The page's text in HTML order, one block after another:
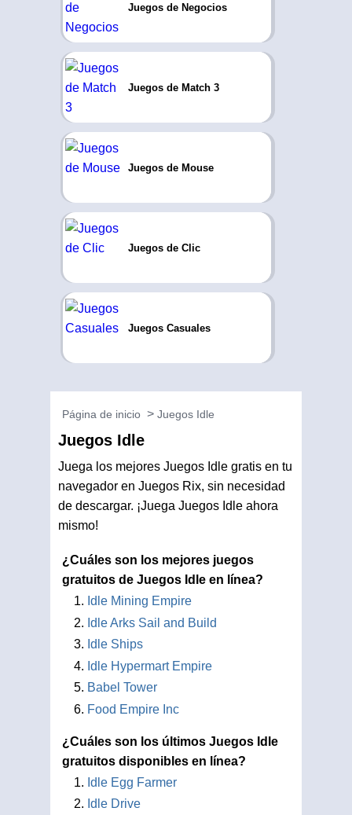
Juegos de Negocios
Juegos de Match 3
Juegos de Mouse
Juegos de Clic
Juegos Casuales
Página de inicio Juegos Idle
Juegos Idle
Juega los mejores Juegos Idle gratis en tu
navegador en Juegos Rix, sin necesidad
de descargar. ¡Juega Juegos Idle ahora
mismo!
¿Cuáles son los mejores juegos
gratuitos de Juegos Idle en línea?
Idle Mining Empire
Idle Arks Sail and Build
Idle Ships
Idle Hypermart Empire
Babel Tower
Food Empire Inc
¿Cuáles son los últimos Juegos Idle
gratuitos disponibles en línea?
Idle Egg Farmer
Idle Drive